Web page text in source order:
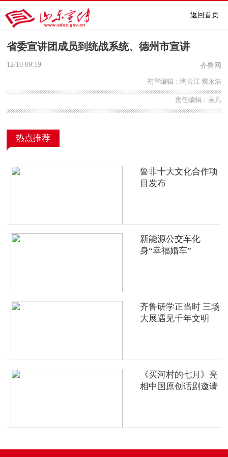
返回首页
省委宣讲团成员到统战系统、德州市宣讲
12/10 09:19 齐鲁网
初审编辑：陶云江 窦永浩
责任编辑：吴凡
热点推荐
鲁非十大文化合作项
目发布
新能源公交车化
身“幸福婚车”
齐鲁研学正当时 三场
大展遇见千年文明
《买河村的七月》亮
相中国原创话剧邀请